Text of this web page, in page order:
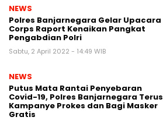
NEWS
Polres Banjarnegara Gelar Upacara
Corps Raport Kenaikan Pangkat
Pengabdian Polri
Sabtu, 2 April 2022 - 14:49 WIB
NEWS
Putus Mata Rantai Penyebaran
Covid-19, Polres Banjarnegara Terus
Kampanye Prokes dan Bagi Masker
Gratis